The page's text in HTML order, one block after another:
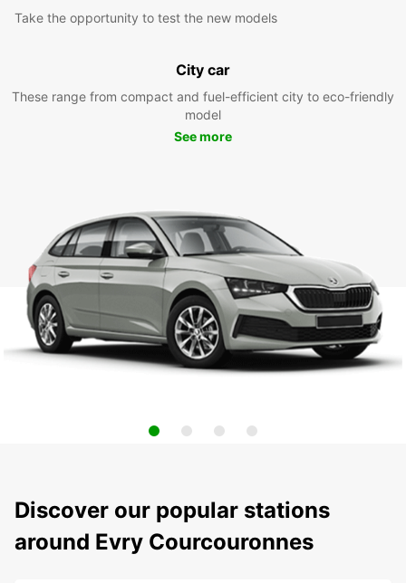
Take the opportunity to test the new models
City car
These range from compact and fuel-efficient city to eco-friendly
model
See more
Discover our popular stations
around Evry Courcouronnes